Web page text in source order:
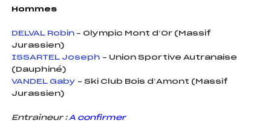
Hommes
DELVAL Robin – Olympic Mont d’Or (Massif
Jurassien)
ISSARTEL Joseph – Union Sportive Autranaise
(Dauphiné)
VANDEL Gaby – Ski Club Bois d’Amont (Massif
Jurassien)
Entraineur : A confirmer